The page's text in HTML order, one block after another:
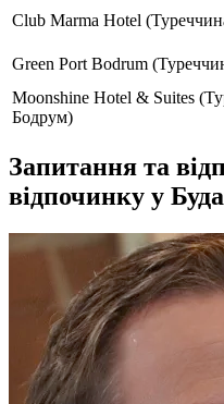
Club Marma Hotel
Green Port Bodrum
Moonshine Hotel & Suites
Бодрум)
Запитання та
відпочинку у